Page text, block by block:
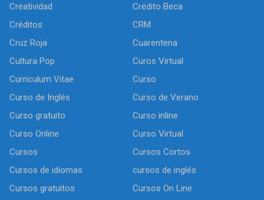
Creatividad
Crédito Beca
Créditos
CRM
Cruz Roja
Cuarentena
Cultura Pop
Curos Virtual
Curriculum Vitae
Curso
Curso de Inglés
Curso de Verano
Curso gratuito
Curso inline
Curso Online
Curso Virtual
Cursos
Cursos Cortos
Cursos de idiomas
cursos de inglés
Cursos gratuitos
Cursos On Line